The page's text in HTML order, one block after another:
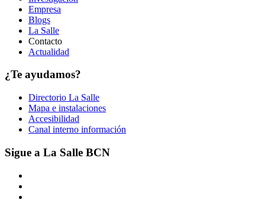
Empresa
Blogs
La Salle
Contacto
Actualidad
¿Te ayudamos?
Directorio La Salle
Mapa e instalaciones
Accesibilidad
Canal interno información
Sigue a La Salle BCN